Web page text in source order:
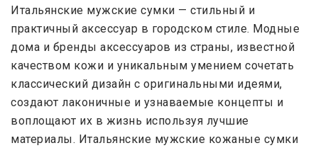
Итальянские мужские сумки — стильный и
практичный аксессуар в городском стиле. Модные
дома и бренды аксессуаров из страны, известной
качеством кожи и уникальным умением сочетать
классический дизайн с оригинальными идеями,
создают лаконичные и узнаваемые концепты и
воплощают их в жизнь используя лучшие
материалы. Итальянские мужские кожаные сумки